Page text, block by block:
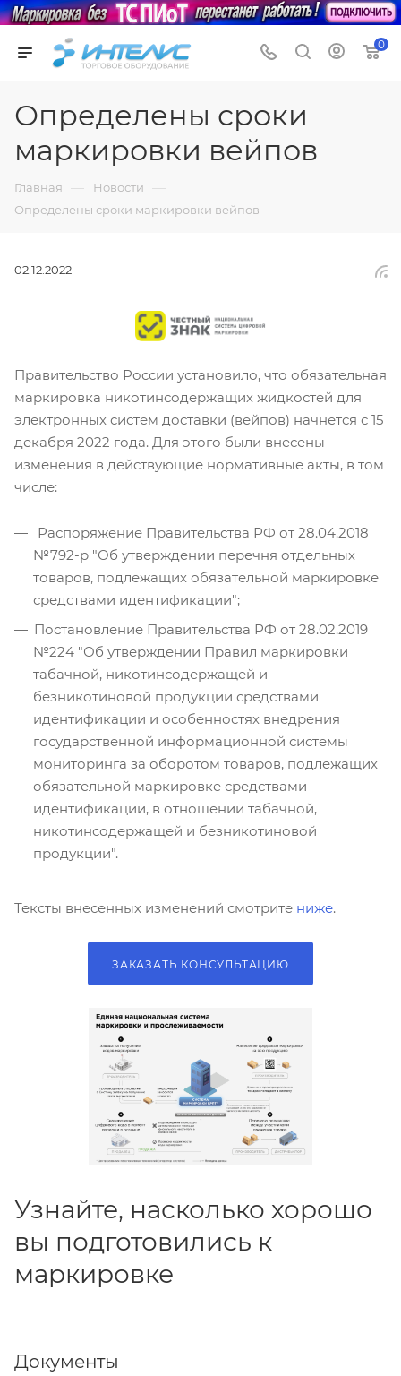
0
Определены сроки
маркировки вейпов
Главная — Новости —
Определены сроки маркировки вейпов
02.12.2022
Правительство России установило, что обязательная
маркировка никотинсодержащих жидкостей для
электронных систем доставки (вейпов) начнется с 15
декабря 2022 года. Для этого были внесены
изменения в действующие нормативные акты, в том
числе:
Распоряжение Правительства РФ от 28.04.2018
№792-р "Об утверждении перечня отдельных
товаров, подлежащих обязательной маркировке
средствами идентификации";
Постановление Правительства РФ от 28.02.2019
№224 "Об утверждении Правил маркировки
табачной, никотинсодержащей и
безникотиновой продукции средствами
идентификации и особенностях внедрения
государственной информационной системы
мониторинга за оборотом товаров, подлежащих
обязательной маркировке средствами
идентификации, в отношении табачной,
никотинсодержащей и безникотиновой
продукции".
Тексты внесенных изменений смотрите ниже.
ЗАКАЗАТЬ КОНСУЛЬТАЦИЮ
Узнайте, насколько хорошо
вы подготовились к
маркировке
Документы